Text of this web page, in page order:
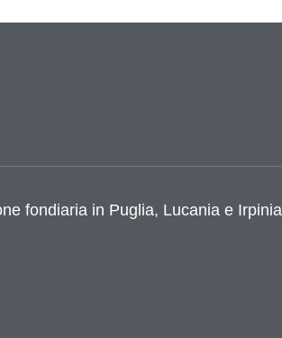
fondiaria in Puglia, Lucania e Irpinia